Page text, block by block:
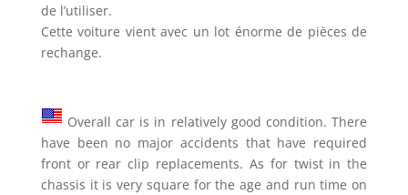
de l’utiliser.
Cette voiture vient avec un lot énorme de pièces de
rechange.
Overall car is in relatively good condition. There
have been no major accidents that have required
front or rear clip replacements. As for twist in the
chassis it is very square for the age and run time on